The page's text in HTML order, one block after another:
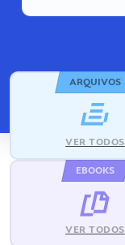
ARQUIVOS
VER TODOS
EBOOKS
VER TODOS